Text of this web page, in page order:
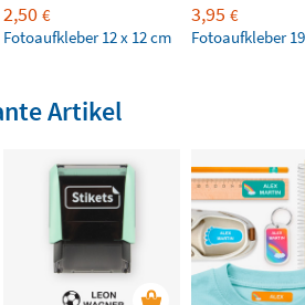
2,50 €
Fotoaufkleber 12 x 12 cm
3,95 €
Fotoaufkleber
Artikel